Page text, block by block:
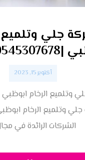
جلي وتلميع
تلميع
أكتوبر 15, 2023
وتلميع الرخام
وتلميع الرخام
الشركات الرائدة في